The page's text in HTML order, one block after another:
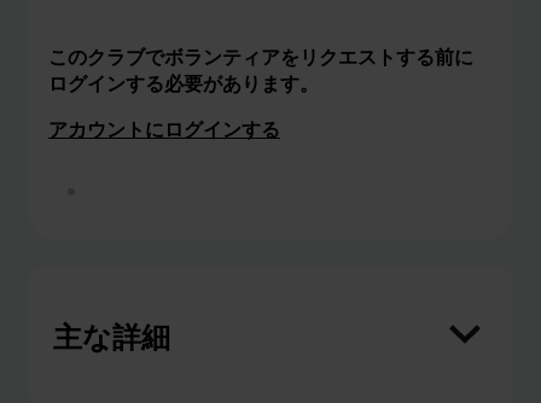
このクラブでボランティアをリクエストする前に
ログインする必要があります。
アカウントにログインする
主な詳細